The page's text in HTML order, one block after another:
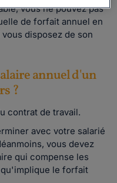
vous ne pouvez pas
de forfait annuel en
disposez de son
annuel d'un
?
contrat de travail.
avec votre salarié
vous devez
qui compense les
le forfait